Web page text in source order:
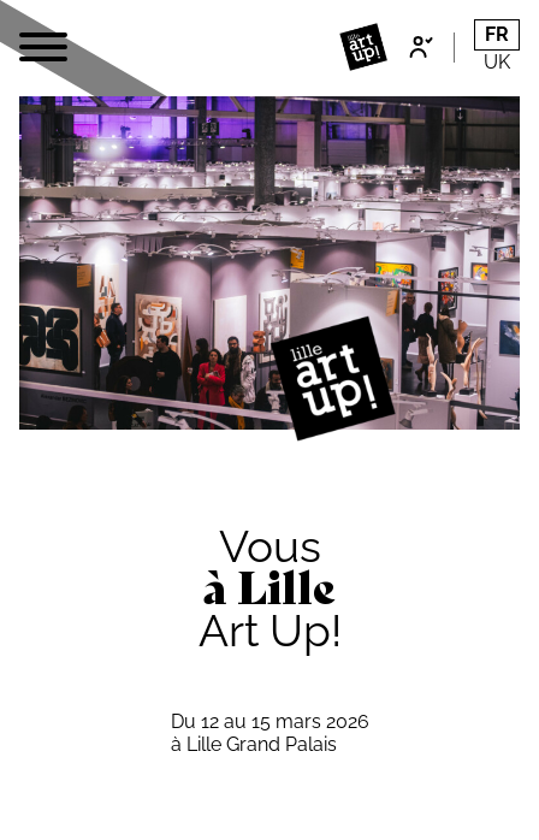
FR
UK
Vous
à Lille
Art Up!
Du 12 au 15 mars 2026
à Lille Grand Palais